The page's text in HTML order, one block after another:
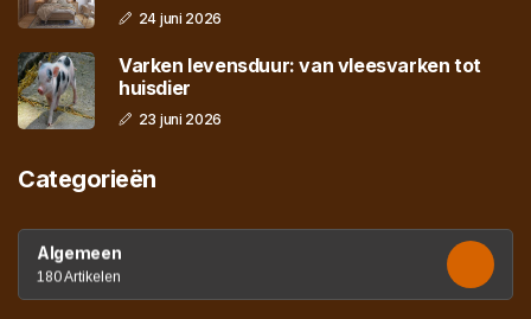
24 juni 2026
Varken levensduur: van vleesvarken tot
huisdier
23 juni 2026
Categorieën
Algemeen
180 Artikelen